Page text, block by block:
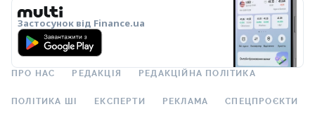
Застосунок від Finance.ua
ПРО НАС РЕДАКЦІЯ РЕДАКЦІЙНА ПОЛІТИКА
ПОЛІТИКА ШІ ЕКСПЕРТИ РЕКЛАМА СПЕЦПРОЄКТИ